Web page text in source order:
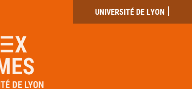
UNIVERSITÉ DE LYON